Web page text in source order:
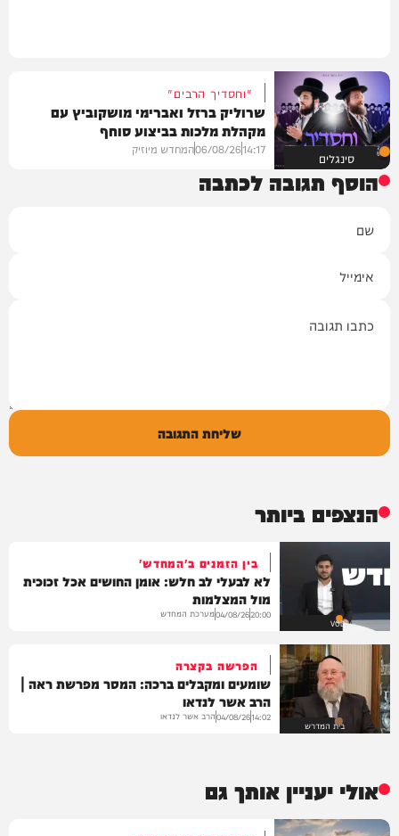
סינגלים
"וחסדיך הרבים"
שרוליק ברזל ואברימי מושקוביץ עם
מקהלת מלכות בביצוע סוחף
14:17
06/08/26המחדש מיוזיק
הוסף תגובה לכתבה
שליחת התגובה
הנצפים ביותר
VOD
בין הזמנים ב'המחדש'
לא לבעלי לב חלש: אומן החושים אכל זכוכית
מול המצלמות
20:00
04/08/26מערכת המחדש
בית המדרש
הפרשה בקצרה
שומעים ומקבלים ברכה: המסר מפרשת ראה |
הרב אשר לנדאו
14:02
04/08/26הרב אשר לנדאו
אולי יעניין אותך גם